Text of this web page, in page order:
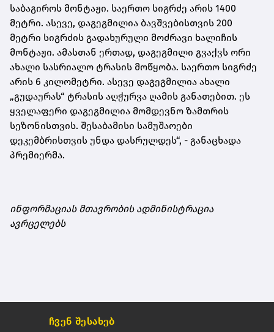
საბაგიროს მონტაჟი. საერთო სიგრძე არის 1400
მეტრი. ასევე, დაგეგმილია ბავშვებისთვის 200
მეტრი სიგრძის გადახურული მოძრავი ხალიჩის
მონტაჟი. ამასთან ერთად, დაგეგმილი გვაქვს ორი
ახალი სასრიალო ტრასის მოწყობა. საერთო სიგრძე
არის 6 კილომეტრი. ასევე დაგეგმილია ახალი
„გუდაურას“ ტრასის აღჭურვა ღამის განათებით. ეს
ყველაფერი დაგეგმილია მომდევნო ზამთრის
სეზონისთვის. შესაბამისი სამუშაოები
დეკემბრისთვის უნდა დასრულდეს“, - განაცხადა
პრემიერმა.
ინფორმაციას მთავრობის ადმინისტრაცია
ავრცელებს
ჩვენ შესახებ